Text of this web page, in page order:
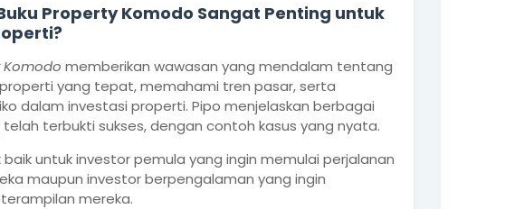
Property Komodo Sangat Penting untuk
Komodo memberikan wawasan yang mendalam tentang
yang tepat, memahami tren pasar, serta
dalam investasi properti. Pipo menjelaskan berbagai
terbukti sukses, dengan contoh kasus yang nyata.
baik untuk investor pemula yang ingin memulai perjalanan
maupun investor berpengalaman yang ingin
mereka.